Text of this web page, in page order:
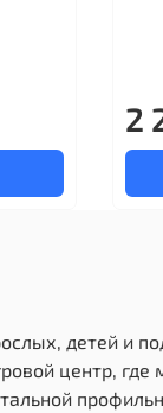
2
детей и
центр,